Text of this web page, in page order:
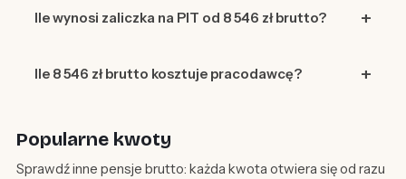
Ile wynosi zaliczka na PIT od 8 546 zł brutto?
Ile 8 546 zł brutto kosztuje pracodawcę?
Popularne kwoty
Sprawdź inne pensje brutto: każda kwota otwiera się od razu